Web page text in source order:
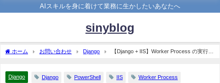
AIスキルを身に着けて業務に生かしたいあなたへ
sinyblog
ホーム お問い合わせ Django
【Django + IIS】Worker Process の実行ユ
Django Django PowerShell IIS Worker Process